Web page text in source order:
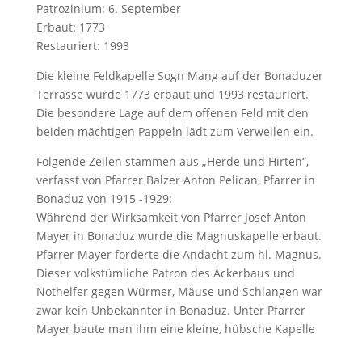
Patrozinium: 6. September
Erbaut: 1773
Restauriert: 1993
Die kleine Feldkapelle Sogn Mang auf der Bonaduzer
Terrasse wurde 1773 erbaut und 1993 restauriert.
Die besondere Lage auf dem offenen Feld mit den
beiden mächtigen Pappeln lädt zum Verweilen ein.
Folgende Zeilen stammen aus „Herde und Hirten“,
verfasst von Pfarrer Balzer Anton Pelican, Pfarrer in
Bonaduz von 1915 -1929:
Während der Wirksamkeit von Pfarrer Josef Anton
Mayer in Bonaduz wurde die Magnuskapelle erbaut.
Pfarrer Mayer förderte die Andacht zum hl. Magnus.
Dieser volkstümliche Patron des Ackerbaus und
Nothelfer gegen Würmer, Mäuse und Schlangen war
zwar kein Unbekannter in Bonaduz. Unter Pfarrer
Mayer baute man ihm eine kleine, hübsche Kapelle